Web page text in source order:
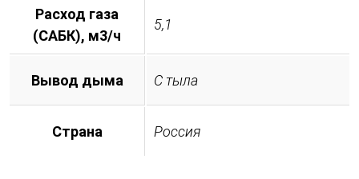
Расход газа
(САБК), м3/ч
5,1
Вывод дыма С тыла
Страна Россия